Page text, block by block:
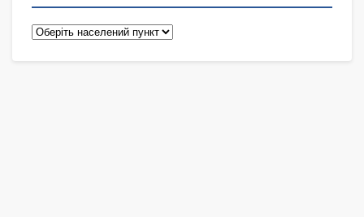
Педіатри